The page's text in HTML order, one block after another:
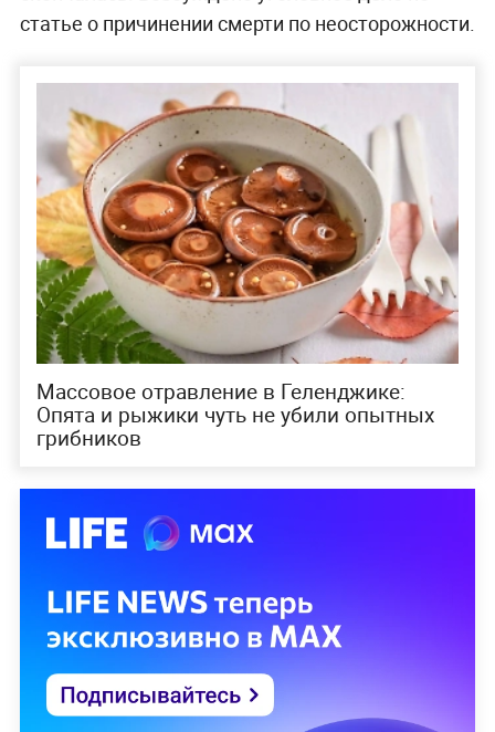
статье о причинении смерти по неосторожности.
Массовое отравление в Геленджике:
Опята и рыжики чуть не убили опытных
грибников